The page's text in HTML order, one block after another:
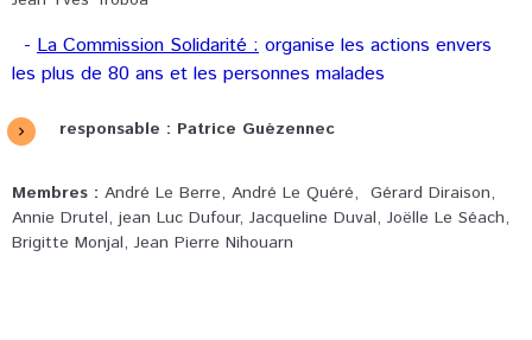
- La Commission Solidarité : organise les actions envers
les plus de 80 ans et les personnes malades
responsable : Patrice Guézennec
Membres : André Le Berre, André Le Quéré, Gérard Diraison,
Annie Drutel, jean Luc Dufour, Jacqueline Duval, Joëlle Le Séach,
Brigitte Monjal, Jean Pierre Nihouarn